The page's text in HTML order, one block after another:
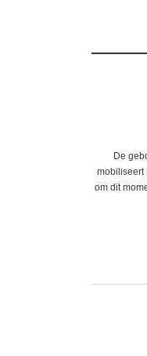
De
mobiliseert
om dit